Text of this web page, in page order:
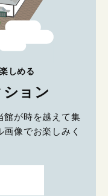
しめる
ョン
館が時を越えて集
像でお楽しみく